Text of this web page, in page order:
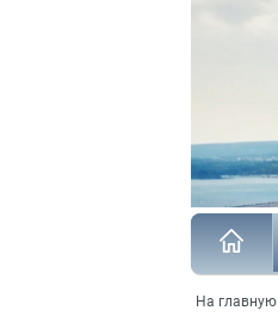
На главную